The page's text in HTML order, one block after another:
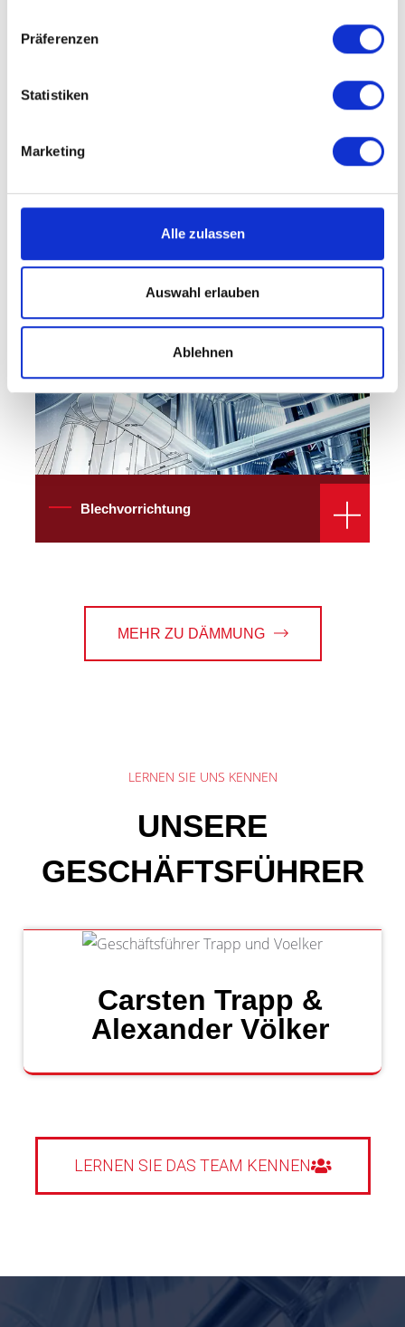
Präferenzen
Statistiken
Marketing
Alle zulassen
Auswahl erlauben
Ablehnen
Blechvorrichtung
Blechvorrichtung
MEHR ZU DÄMMUNG
LERNEN SIE UNS KENNEN
UNSERE
GESCHÄFTSFÜHRER
Carsten Trapp &
Alexander Völker​
LERNEN SIE DAS TEAM KENNEN